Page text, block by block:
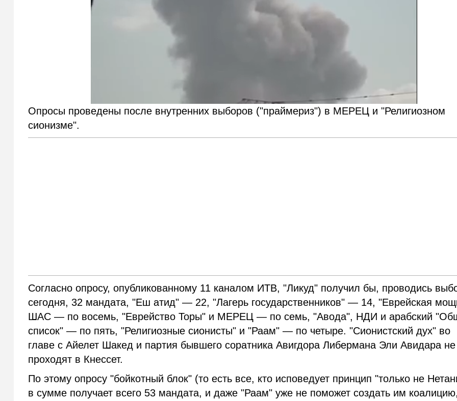
Опросы проведены после внутренних выборов ("праймериз") в МЕРЕЦ и "Религиозном
сионизме".
Согласно опросу, опубликованному 11 каналом ИТВ, "Ликуд" получил бы, проводись
сегодня, 32 мандата, "Еш атид" — 22, "Лагерь государственников" — 14, "Еврейская
ШАС — по восемь, "Еврейство Торы" и МЕРЕЦ — по семь, "Авода", НДИ и арабский
список" — по пять, "Религиозные сионисты" и "Раам" — по четыре. "Сионистский дух" во
главе с Айелет Шакед и партия бывшего соратника Авигдора Либермана Эли Авидара не
проходят в Кнессет.
По этому опросу "бойкотный блок" (то есть все, кто исповедует принцип "только не
в сумме получает всего 53 мандата, и даже "Раам" уже не поможет создать им коалицию,